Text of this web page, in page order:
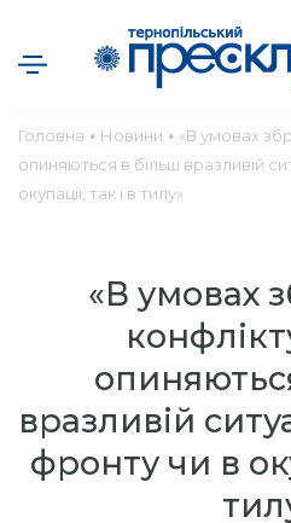
Головна ● Новини ● «В умовах
опиняються в більш вразливій
окупації, так і в тилу»
«В умовах
вразливій
фронту чи в